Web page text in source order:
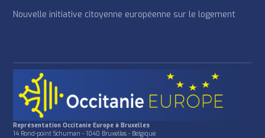
Nouvelle initiative citoyenne européenne sur le logement
Représentation Occitanie Europe à Bruxelles
14 Rond-point Schuman - 1040 Bruxelles - Belgique